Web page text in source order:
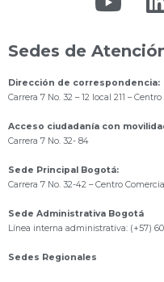
Sedes de
Dirección de correspondencia:
Carrera 7 No. 32 – 12 local 211 – Centro
Acceso ciudadanía con
Carrera 7 No. 32- 84
Sede Principal Bogotá:
Carrera 7 No. 32-42 – Centro
Sede Administrativa Bogotá
Línea interna administrativa: (+57)
Sedes Regionales